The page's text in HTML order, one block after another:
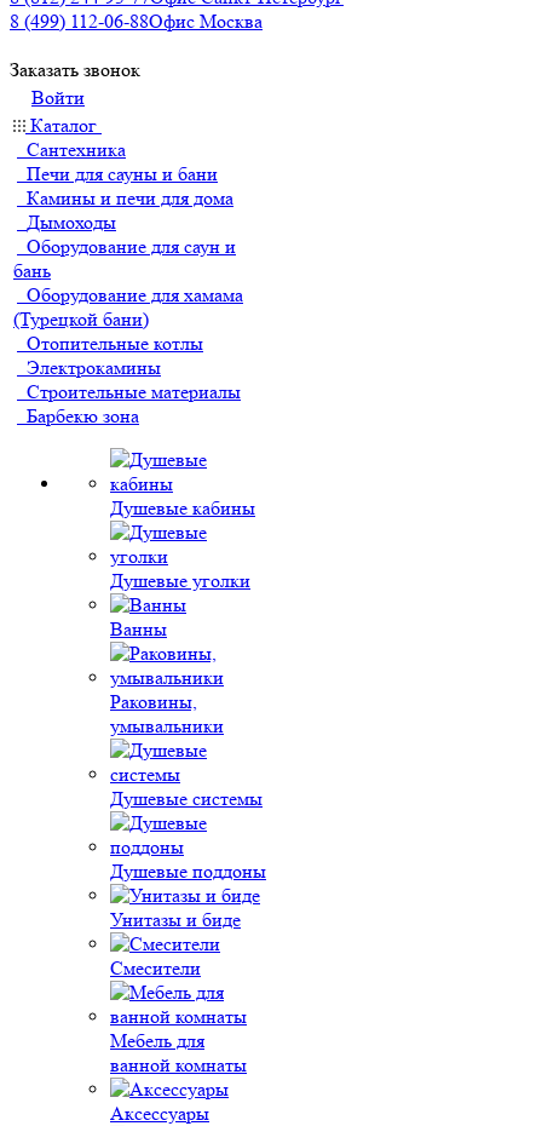
8 (499) 112-06-88Офис Москва
Заказать звонок
Войти
Каталог
Сантехника
Печи для сауны и бани
Камины и печи для дома
Дымоходы
Оборудование для саун и
бань
Оборудование для хамама
(Турецкой бани)
Отопительные котлы
Электрокамины
Строительные материалы
Барбекю зона
Душевые кабины
Душевые уголки
Ванны
Раковины,
умывальники
Душевые системы
Душевые поддоны
Унитазы и биде
Смесители
Мебель для
ванной комнаты
Аксессуары